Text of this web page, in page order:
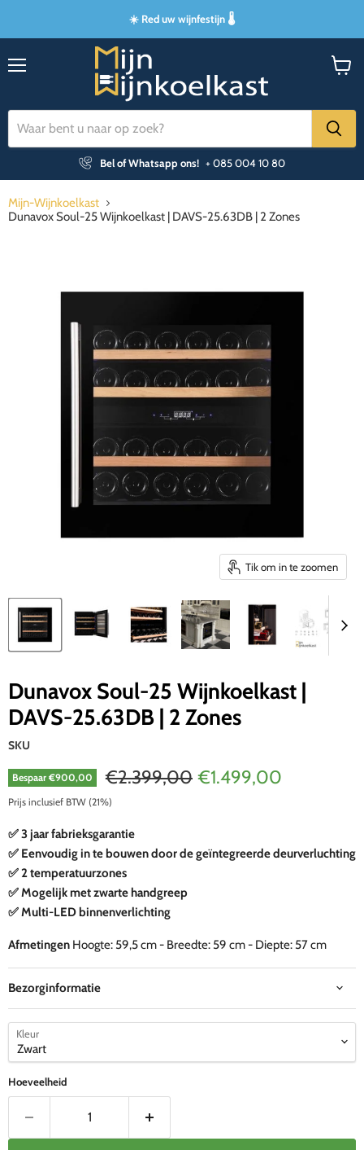
☀️ Red uw wijnfestijn 🌡️
Bel of Whatsapp ons! + 085 004 10 80
Mijn-Wijnkoelkast
Dunavox Soul-25 Wijnkoelkast | DAVS-25.63DB | 2 Zones
Tik om in te zoomen
Dunavox Soul-25 Wijnkoelkast |
DAVS-25.63DB | 2 Zones
SKU
Bespaar €900,00 Oorspronkelijke prijs
€2.399,00 Huidige prijs
€1.499,00
Prijs inclusief BTW (21%)
✅ 3 jaar fabrieksgarantie
✅ Eenvoudig in te bouwen door de geïntegreerde deurverluchting
✅ 2 temperatuurzones
✅ Mogelijk met zwarte handgreep
✅ Multi-LED binnenverlichting
Afmetingen Hoogte: 59,5 cm - Breedte: 59 cm - Diepte: 57 cm
Bezorginformatie
Kleur
Hoeveelheid